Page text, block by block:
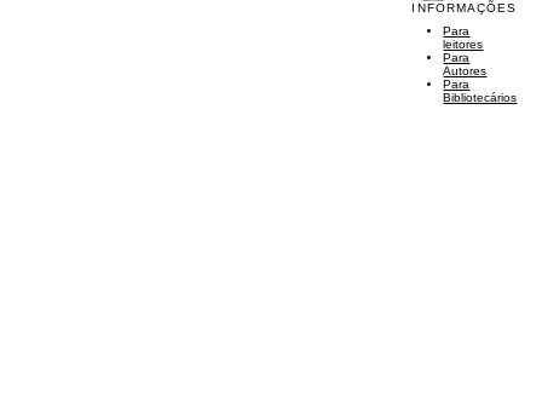
INFORMAÇÕES
Para
leitores
Para
Autores
Para
Bibliotecários